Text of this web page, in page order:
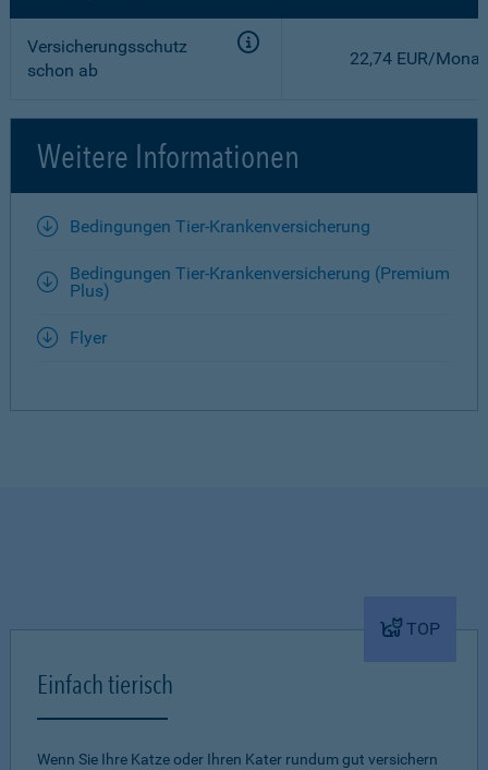
Versicherungsschutz
schon ab
22,74 EUR/Monat
Weitere Informationen
Bedingungen Tier-Krankenversicherung
Bedingungen Tier-Krankenversicherung (Premium
Plus)
Flyer
TOP
Einfach tierisch
Wenn Sie Ihre Katze oder Ihren Kater rundum gut versichern